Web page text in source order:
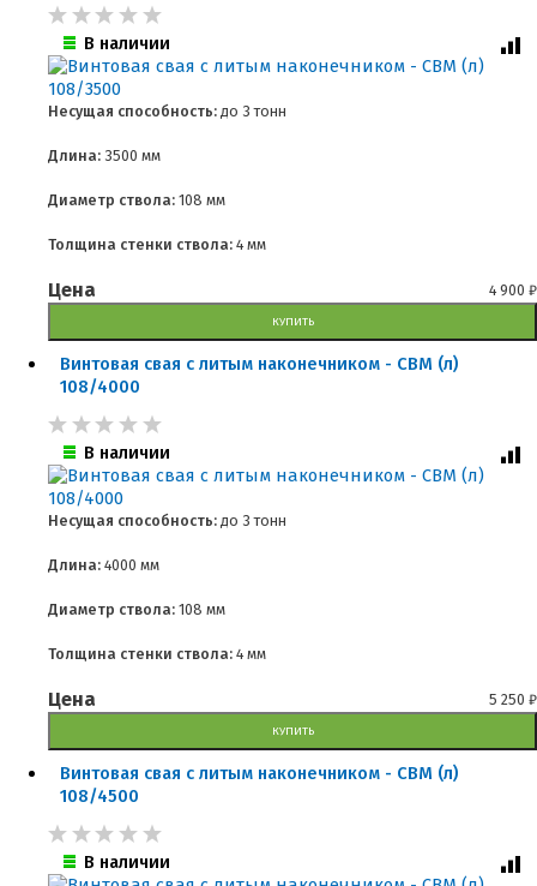
В наличии
Несущая способность: до 3 тонн
Длина: 3500 мм
Диаметр ствола: 108 мм
Толщина стенки ствола: 4 мм
Цена 4 900 ₽
КУПИТЬ
Винтовая свая с литым наконечником - СВМ (л)
108/4000
В наличии
Несущая способность: до 3 тонн
Длина: 4000 мм
Диаметр ствола: 108 мм
Толщина стенки ствола: 4 мм
Цена 5 250 ₽
КУПИТЬ
Винтовая свая с литым наконечником - СВМ (л)
108/4500
В наличии